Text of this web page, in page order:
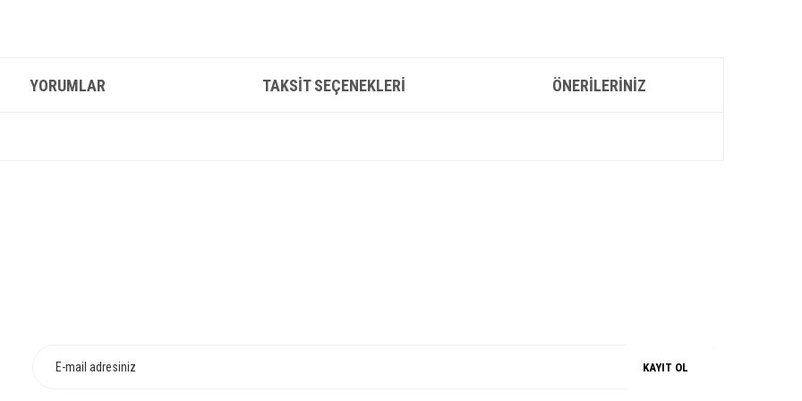
YORUMLAR TAKSIT SEÇENEKLERI ÖNERILERINIZ
KAYIT OL